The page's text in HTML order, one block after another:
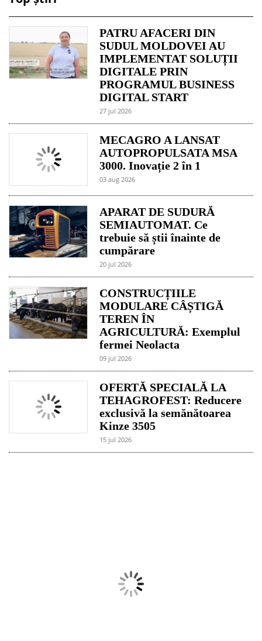
PATRU AFACERI DIN
SUDUL MOLDOVEI AU
IMPLEMENTAT SOLUȚII
DIGITALE PRIN
PROGRAMUL BUSINESS
DIGITAL START
27 jul 2026
MECAGRO A LANSAT
AUTOPROPULSATA MSA
3000. Inovație 2 în 1
03 aug 2026
APARAT DE SUDURĂ
SEMIAUTOMAT. Ce
trebuie să știi înainte de
cumpărare
20 jul 2026
CONSTRUCȚIILE
MODULARE CÂȘTIGĂ
TEREN ÎN
AGRICULTURĂ: Exemplul
fermei Neolacta
09 jul 2026
OFERTĂ SPECIALĂ LA
TEHAGROFEST: Reducere
exclusivă la semănătoarea
Kinze 3505
15 jul 2026